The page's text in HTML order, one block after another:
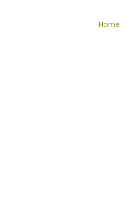
Home